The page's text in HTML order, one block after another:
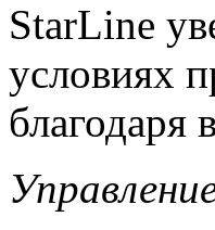
StarLine
условиях